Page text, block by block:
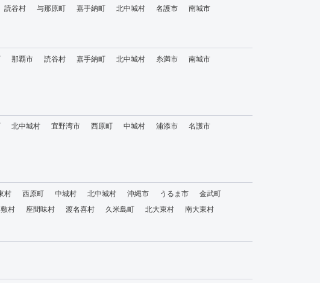
読谷村 与那原町 嘉手納町 北中城村 名護市 南城市
那覇市 読谷村 嘉手納町 北中城村 糸満市
南城市
北中城村 宜野湾市 西原町 中城村 浦添市
名護市
村 西原町 中城村 北中城村 沖縄市 うるま市
金武町
村 座間味村 渡名喜村 久米島町 北大東村
南大東村